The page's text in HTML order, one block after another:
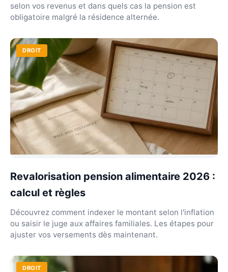
selon vos revenus et dans quels cas la pension est
obligatoire malgré la résidence alternée.
DROIT
Revalorisation pension alimentaire 2026 :
calcul et règles
Découvrez comment indexer le montant selon l'inflation
ou saisir le juge aux affaires familiales. Les étapes pour
ajuster vos versements dès maintenant.
DROIT